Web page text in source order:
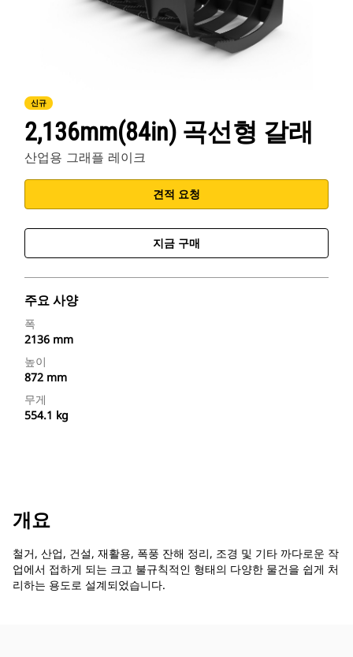
신규
2,136mm(84in) 곡선형 갈래
산업용 그래플 레이크
견적 요청
지금 구매
주요 사양
폭
2136 mm
높이
872 mm
무게
554.1 kg
개요
철거, 산업, 건설, 재활용, 폭풍 잔해 정리, 조경 및 기타 까다로운 작
업에서 접하게 되는 크고 불규칙적인 형태의 다양한 물건을 쉽게 처
리하는 용도로 설계되었습니다.